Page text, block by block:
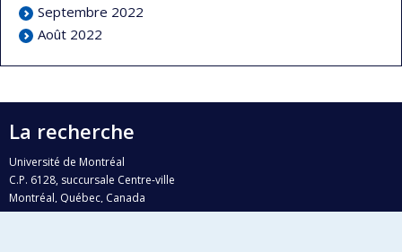
Septembre 2022
Août 2022
La recherche
Université de Montréal
C.P. 6128, succursale Centre-ville
Montréal, Québec, Canada
H3C 3J7